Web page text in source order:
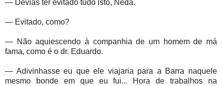
— Devias ter evitado tudo isto, Neda.
— Evitado, como?
— Não aquiescendo à companhia de um homem de má
fama, como é o dr. Eduardo.
— Adivinhasse eu que ele viajaria para a Barra naquele
mesmo bonde em que eu fui... Hora de trabalhos na